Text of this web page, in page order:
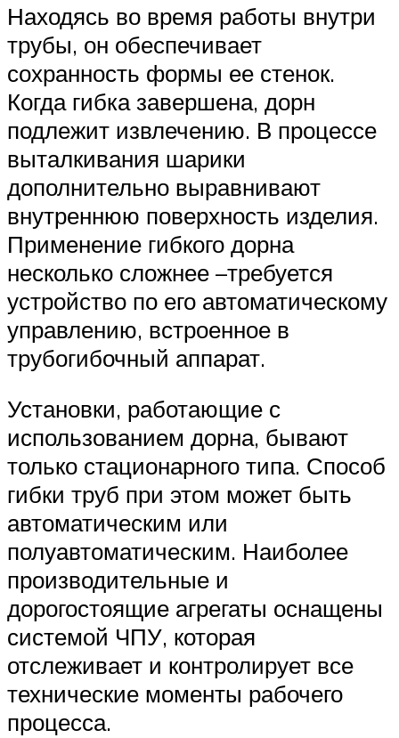
Находясь во время работы внутри
трубы, он обеспечивает
сохранность формы ее стенок.
Когда гибка завершена, дорн
подлежит извлечению. В процессе
выталкивания шарики
дополнительно выравнивают
внутреннюю поверхность изделия.
Применение гибкого дорна
несколько сложнее –требуется
устройство по его автоматическому
управлению, встроенное в
трубогибочный аппарат.
Установки, работающие с
использованием дорна, бывают
только стационарного типа. Способ
гибки труб при этом может быть
автоматическим или
полуавтоматическим. Наиболее
производительные и
дорогостоящие агрегаты оснащены
системой ЧПУ, которая
отслеживает и контролирует все
технические моменты рабочего
процесса.